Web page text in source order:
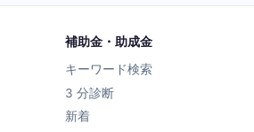
補助金・助成金
キーワード検索
3 分診断
新着